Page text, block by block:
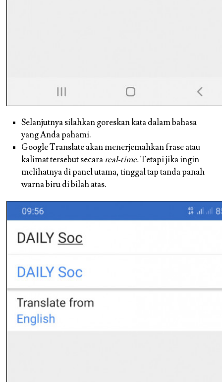
Selanjutnya silahkan goreskan kata dalam bahasa
yang Anda pahami.
Google Translate akan menerjemahkan frase atau
kalimat tersebut secarareal-time.Tetapi jika ingin
melihatnya di panel utama, tinggal tap tanda panah
warna biru di bilah atas.